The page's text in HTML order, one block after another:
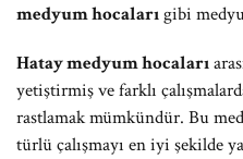
medyum hocalarıgibi
Hatay medyum hocaları
yetiştirmiş ve farklı
rastlamak mümkündür. Bu
türlü çalışmayı en iyi şekilde